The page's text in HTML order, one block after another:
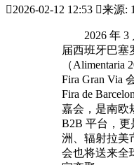
2026-02-12 12:53 来源:
2026 年 3
届西班牙巴塞
（Alimentaria
Fira Gran Via
Fira de
嘉会，是南欧
B2B 平台，更
洲、辐射拉美
会也将送来全